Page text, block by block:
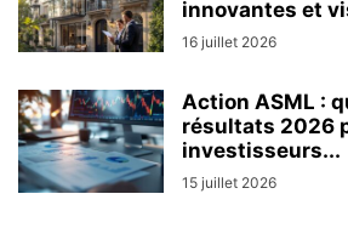
innovantes et
16 juillet 2026
Action ASML :
résultats 2026
investisseurs...
15 juillet 2026